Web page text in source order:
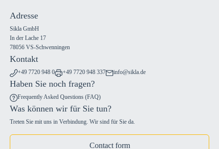
Adresse
Sikla GmbH
In der Lache 17
78056 VS-Schwenningen
Kontakt
+49 7720 948 0 +49 7720 948 337 info@sikla.de
Haben Sie noch fragen?
Frequently Asked Questions (FAQ)
Was können wir für Sie tun?
Treten Sie mit uns in Verbindung. Wir sind für Sie da.
Contact form